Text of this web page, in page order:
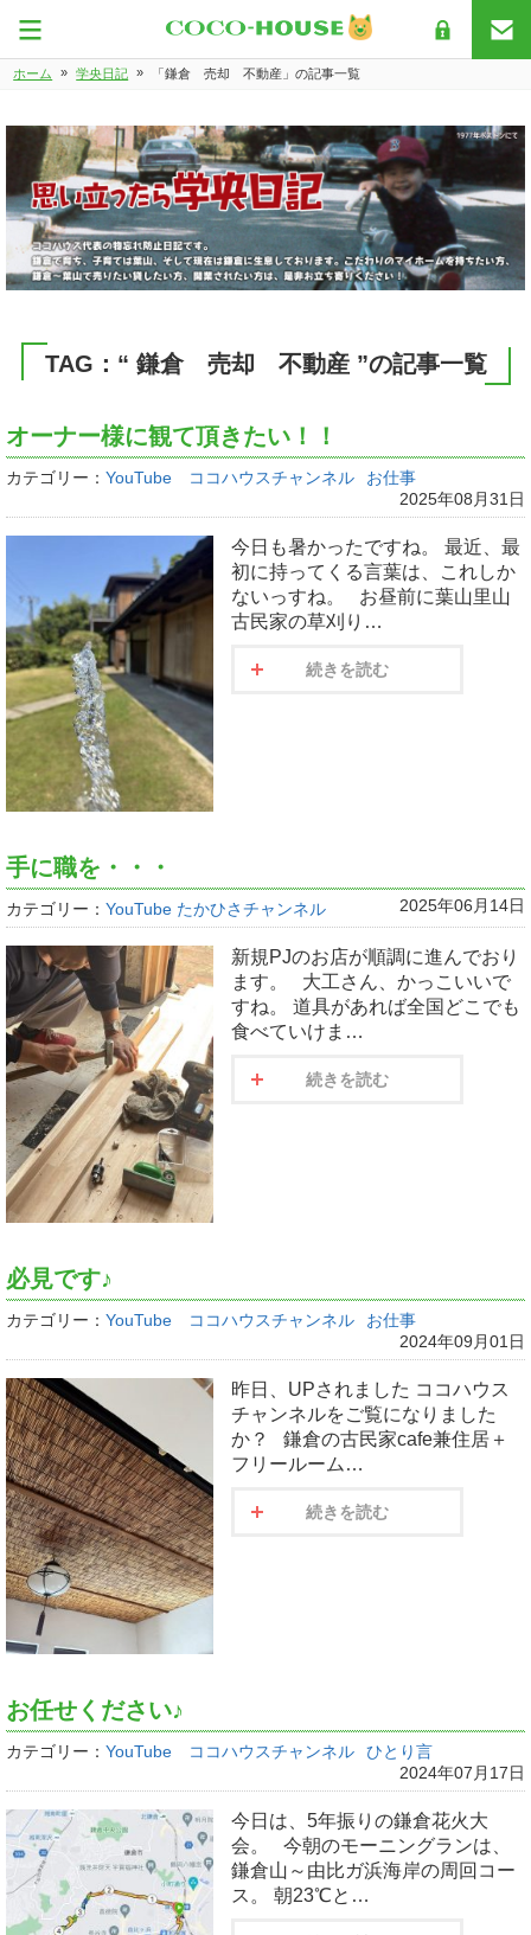
ホーム » 学央日記 » 「鎌倉 売却 不動産」の記事一覧
TAG：“ 鎌倉 売却 不動産 ”の記事一覧
オーナー様に観て頂きたい！！
カテゴリー： YouTube ココハウスチャンネル
お仕事
2025年08月31日
今日も暑かったですね。 最近、最
初に持ってくる言葉は、これしか
ないっすね。 お昼前に葉山里山
古民家の草刈り…
続きを読む
手に職を・・・
カテゴリー： YouTube たかひさチャンネル 2025年06月14日
新規PJのお店が順調に進んでおり
ます。 大工さん、かっこいいで
すね。 道具があれば全国どこでも
食べていけま…
続きを読む
必見です♪
カテゴリー： YouTube ココハウスチャンネル
お仕事
2024年09月01日
昨日、UPされました ココハウス
チャンネルをご覧になりました
か？ 鎌倉の古民家cafe兼住居＋
フリールーム…
続きを読む
お任せください♪
カテゴリー： YouTube ココハウスチャンネル
ひとり言
2024年07月17日
今日は、5年振りの鎌倉花火大
会。 今朝のモーニングランは、
鎌倉山～由比ガ浜海岸の周回コー
ス。 朝23℃と…